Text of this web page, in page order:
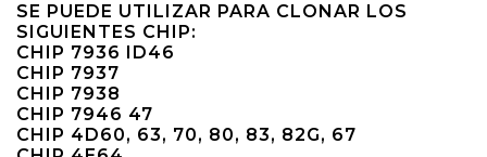
SE PUEDE UTILIZAR PARA CLONAR LOS
SIGUIENTES CHIP:
CHIP 7936 ID46
CHIP 7937
CHIP 7938
CHIP 7946 47
CHIP 4D60, 63, 70, 80, 83, 82G, 67